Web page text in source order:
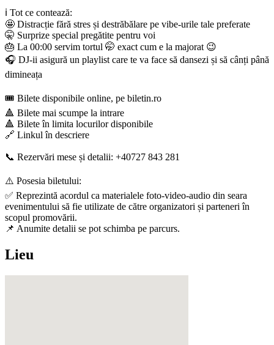
ℹ️ Tot ce contează:
🤩 Distracție fără stres și destrăbălare pe vibe-urile tale preferate
🤫 Surprize special pregătite pentru voi
🎂 La 00:00 servim tortul 🤭 exact cum e la majorat 😉
🎧 DJ-ii asigură un playlist care te va face să dansezi și să cânți până
dimineața
🎟️ Bilete disponibile online, pe biletin.ro
🔺 Bilete mai scumpe la intrare
🔺 Bilete în limita locurilor disponibile
🔗 Linkul în descriere
📞 Rezervări mese și detalii: +40727 843 281
⚠️ Posesia biletului:
✅ Reprezintă acordul ca materialele foto-video-audio din seara
evenimentului să fie utilizate de către organizatori și parteneri în
scopul promovării.
📌 Anumite detalii se pot schimba pe parcurs.
Lieu